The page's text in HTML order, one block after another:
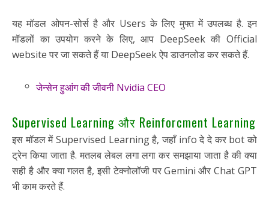
यह मॉडल ओपन-सोर्स है और Users के लिए मुफ्त में उपलब्ध है. इन
मॉडलों का उपयोग करने के लिए, आप DeepSeek की Official
website पर जा सकते हैं या DeepSeek ऐप डाउनलोड कर सकते हैं.
जेन्सेन हुआंग की जीवनी Nvidia CEO
Supervised Learning और Reinforcment Learning
इस मॉडल में Supervised Learning है, जहाँ info दे दे कर bot को
ट्रेन किया जाता है. मतलब लेबल लगा लगा कर समझाया जाता है की क्या
सही है और क्या गलत है, इसी टेक्नोलॉजी पर Gemini और Chat GPT
भी काम करते हैं.